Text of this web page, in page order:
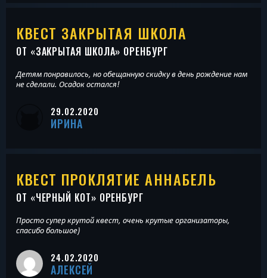
КВЕСТ ЗАКРЫТАЯ ШКОЛА
ОТ «ЗАКРЫТАЯ ШКОЛА» ОРЕНБУРГ
Детям понравилось, но обещанную скидку в день рождение нам
не сделали. Осадок остался!
29.02.2020
ИРИНА
КВЕСТ ПРОКЛЯТИЕ АННАБЕЛЬ
ОТ «ЧЕРНЫЙ КОТ» ОРЕНБУРГ
Просто супер крутой квест, очень крутые организаторы,
спасибо большое)
24.02.2020
АЛЕКСЕЙ